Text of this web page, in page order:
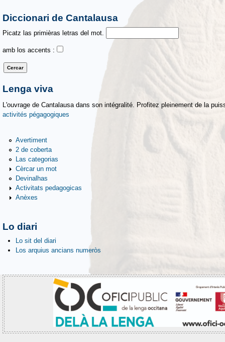
Diccionari de Cantalausa
Picatz las primièras letras del mot.
amb los accents :
Lenga viva
L'ouvrage de Cantalausa dans son intégralité. Profitez pleinement de la
activités pégagogiques
Avertiment
2 de coberta
Las categorias
Cèrcar un mot
Devinalhas
Activitats pedagogicas
Anèxes
Lo diari
Lo sit del diari
Los arquius ancians numeròs